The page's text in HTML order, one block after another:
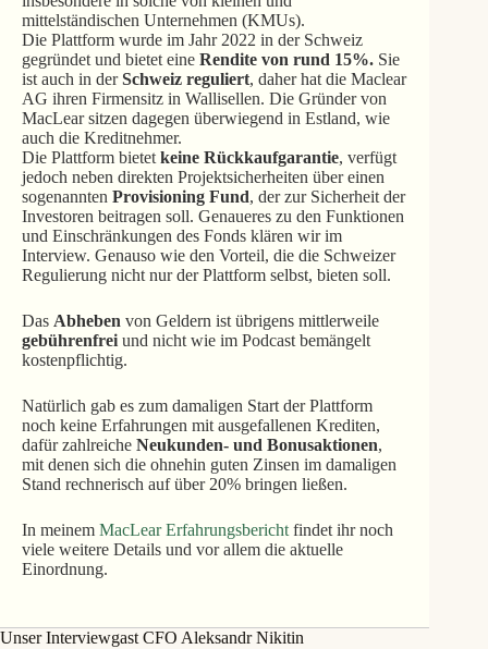
mittelständischen Unternehmen (KMUs).
Die Plattform wurde im Jahr 2022 in der Schweiz
gegründet und bietet eine Rendite von rund 15%.Sie
ist auch in derSchweiz reguliert, daher hat die Maclear
AG ihren Firmensitz in Wallisellen. Die Gründer von
MacLear sitzen dagegen überwiegend in Estland, wie
auch die Kreditnehmer.
Die Plattform bietet keine Rückkaufgarantie, verfügt
jedoch neben direkten Projektsicherheiten über einen
sogenannten Provisioning Fund, der zur Sicherheit der
Investoren beitragen soll. Genaueres zu den Funktionen
und Einschränkungen des Fonds klären wir im
Interview. Genauso wie den Vorteil, die die Schweizer
Regulierung nicht nur der Plattform selbst, bieten soll.
Das Abheben von Geldern ist übrigens mittlerweile
gebührenfreiund nicht wie im Podcast bemängelt
kostenpflichtig.
Natürlich gab es zum damaligen Start der Plattform
noch keine Erfahrungen mit ausgefallenen Krediten,
dafür zahlreiche Neukunden- und Bonusaktionen,
mit denen sich die ohnehin guten Zinsen im damaligen
Stand rechnerisch auf über 20% bringen ließen.
In meinem MacLear Erfahrungsberichtfindet ihr noch
viele weitere Details und vor allem die aktuelle
Einordnung.
Unser Interviewgast CFO Aleksandr Nikitin